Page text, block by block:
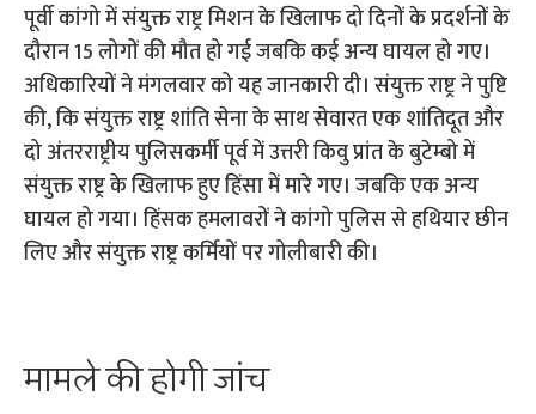
पूर्वी कांगो में संयुक्त राष्ट्र मिशन के खिलाफ दो दिनों के प्रदर्शनों के
दौरान 15 लोगों की मौत हो गई जबकि कई अन्य घायल हो गए।
अधिकारियों ने मंगलवार को यह जानकारी दी। संयुक्त राष्ट्र ने पुष्टि
की, कि संयुक्त राष्ट्र शांति सेना के साथ सेवारत एक शांतिदूत और
दो अंतरराष्ट्रीय पुलिसकर्मी पूर्व में उत्तरी किवु प्रांत के बुटेम्बो में
संयुक्त राष्ट्र के खिलाफ हुए हिंसा में मारे गए। जबकि एक अन्य
घायल हो गया। हिंसक हमलावरों ने कांगो पुलिस से हथियार छीन
लिए और संयुक्त राष्ट्र कर्मियों पर गोलीबारी की।
मामले की होगी जांच